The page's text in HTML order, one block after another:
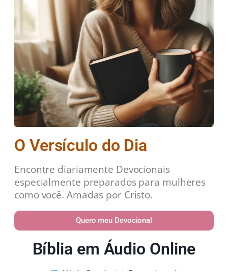
O Versículo do Dia
Encontre diariamente Devocionais
especialmente preparados para mulheres
como você. Amadas por Cristo.
Quero meu Devocional
Bíblia em Áudio Online
Web Stories
Devocional